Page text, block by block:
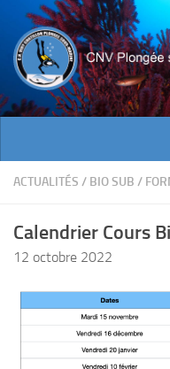
ACTUALITES
INFOS CNV
Documents utiles
Encadrement
ACTUALITÉS / BIO SUB /
Calendrier Cours
12 octobre 2022